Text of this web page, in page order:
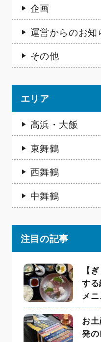
企画
運営からのお知
その他
エリア
高浜・大飯
東舞鶴
西舞鶴
中舞鶴
注目の記事
【
す
メ
お
発